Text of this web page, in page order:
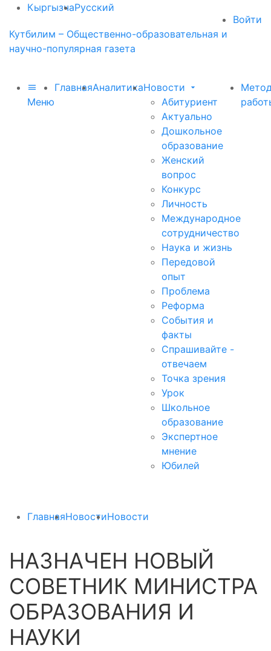
КыргызчаРусский
Войти
Кутбилим – Общественно-образовательная и
научно-популярная газета
Меню
ГлавнаяАналитикаНовости
Абитуриент
Актуально
Дошкольное
образование
Женский
вопрос
Конкурс
Личность
Международное
сотрудничество
Наука и жизнь
Передовой
опыт
Проблема
Реформа
События и
факты
Спрашивайте -
отвечаем
Точка зрения
Урок
Школьное
образование
Экспертное
мнение
Юбилей
ГлавнаяНовостиНовости
НАЗНАЧЕН НОВЫЙ
СОВЕТНИК МИНИСТРА
ОБРАЗОВАНИЯ И
НАУКИ